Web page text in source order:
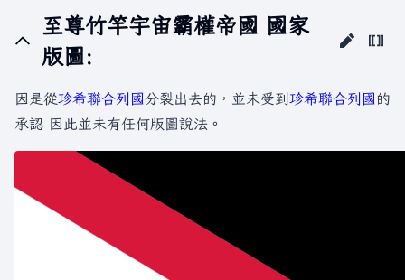
至尊竹竿宇宙霸權帝國 國家
版圖:
因是從珍希聯合列國分裂出去的，並未受到 珍希聯合列國 的
承認 因此並未有任何版圖說法。